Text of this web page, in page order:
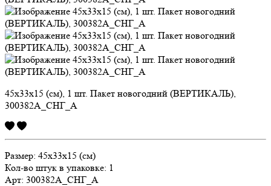
45х33х15 (см), 1 шт. Пакет новогодний (ВЕРТИКАЛЬ),
300382А_СНГ_А
Размер: 45х33х15 (см)
Кол-во штук в упаковке: 1
Арт: 300382А_СНГ_А